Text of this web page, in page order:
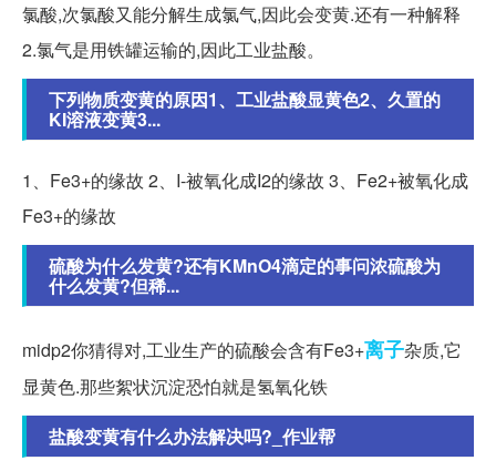
氯酸,次氯酸又能分解生成氯气,因此会变黄.还有一种解释
2.氯气是用铁罐运输的,因此工业盐酸。
下列物质变黄的原因1、工业盐酸显黄色2、久置的
KI溶液变黄3...
1、Fe3+的缘故 2、I-被氧化成I2的缘故 3、Fe2+被氧化成
Fe3+的缘故
硫酸为什么发黄?还有KMnO4滴定的事问浓硫酸为
什么发黄?但稀...
midp2你猜得对,工业生产的硫酸会含有Fe3+离子杂质,它
显黄色.那些絮状沉淀恐怕就是氢氧化铁
盐酸变黄有什么办法解决吗?_作业帮